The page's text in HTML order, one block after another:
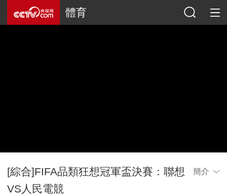
體育
[綜合]FIFA品類狂想冠軍盃決賽：聯想
VS人民電競
簡介